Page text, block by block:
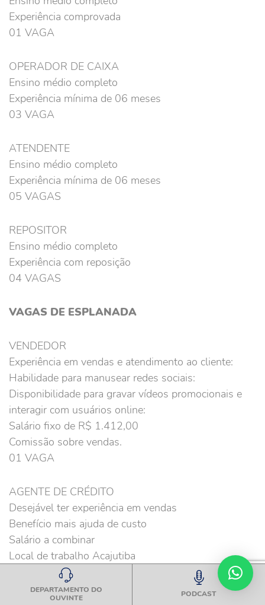
Experiência comprovada
01 VAGA
OPERADOR DE CAIXA
Ensino médio completo
Experiência mínima de 06 meses
03 VAGA
ATENDENTE
Ensino médio completo
Experiência mínima de 06 meses
05 VAGAS
REPOSITOR
Ensino médio completo
Experiência com reposição
04 VAGAS
VAGAS DE ESPLANADA
VENDEDOR
Experiência em vendas e atendimento ao cliente:
Habilidade para manusear redes sociais:
Disponibilidade para gravar vídeos promocionais e
interagir com usuários online:
Salário fixo de R$ 1.412,00
Comissão sobre vendas.
01 VAGA
AGENTE DE CRÉDITO
Desejável ter experiência em vendas
Benefício mais ajuda de custo
Salário a combinar
Local de trabalho Acajutiba
DEPARTAMENTO DO
OUVINTE
PODCAST